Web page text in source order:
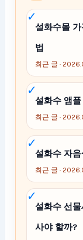
설화수몰
법
최근 글 ·
설화수 앰플
최근 글 ·
설화수 자음
최근 글 ·
설화수 선
사야 할까?